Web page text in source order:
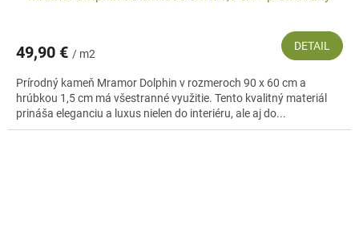
49,90 € / m2
DETAIL
Prírodný kameň Mramor Dolphin v rozmeroch 90 x 60 cm a
hrúbkou 1,5 cm má všestranné využitie. Tento kvalitný materiál
prináša eleganciu a luxus nielen do interiéru, ale aj do...